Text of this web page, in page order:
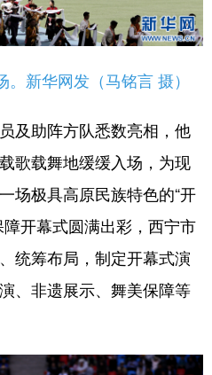
。新华网发（马铭言 摄）
助阵方队悉数亮相，他
歌载舞地缓缓入场，为现
场极具高原民族特色的“开
开幕式圆满出彩，西宁市
统筹布局，制定开幕式演
、非遗展示、舞美保障等